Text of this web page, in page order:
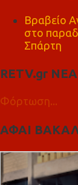
Βραβείο
στο
Σπάρτη
RETV.gr
Φόρτωση...
ΑΦΑΙ